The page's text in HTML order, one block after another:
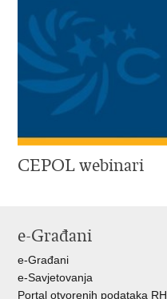
CEPOL webinari
e-Građani
e-Građani
e-Savjetovanja
Portal otvorenih podataka RH